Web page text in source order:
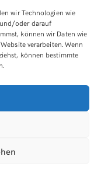
wir Technologien wie
oder darauf
können wir Daten wie
verarbeiten. Wenn
können bestimmte